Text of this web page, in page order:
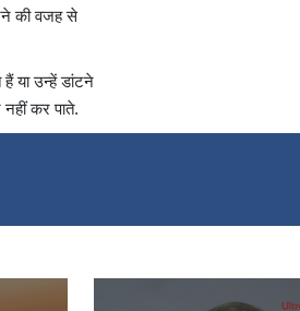
की वजह से
या उन्हें डांटने
कर पाते.